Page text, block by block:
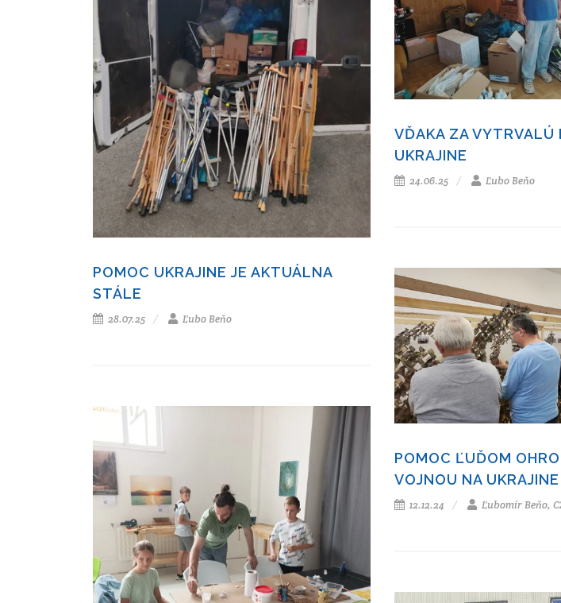
POMOC UKRAJINE JE AKTUÁLNA
STÁLE
28.07.25 Ľubo Beňo
VĎAKA ZA VYTRVALÚ
UKRAJINE
24.06.25 Ľubo Beňo
POMOC ĽUĎOM
VOJNOU NA UKRAJINE
12.12.24 Ľubomír Beňo,